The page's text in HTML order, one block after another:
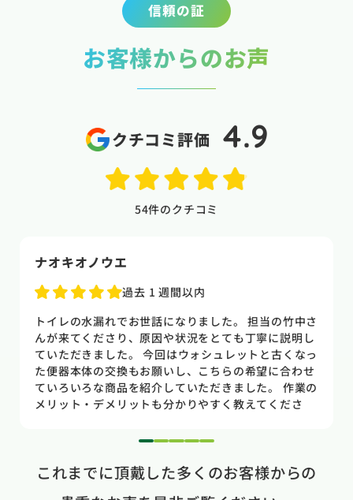
信頼の証
お客様からのお声
クチコミ評価 4.9
54件のクチコミ
naoki higasi
1 か月前
トイレの水漏れがあり来ていただきました。水漏れ箇
所もすぐに判明しました。10数年使用していた一体型
のトイレだった為使いやすさ等しっかりと説明してい
ただき交換する事になりました。正直痛い出費でした
が発見が早かったので壁や床の工事を考えるとまだ費
用は抑えれました。今回担当して頂いた竹中さんは人
た。 今回は2階のトイレでしたが、1階のトイレも修
た。
1 2 3 4 5
これまでに頂戴した多くのお客様からの